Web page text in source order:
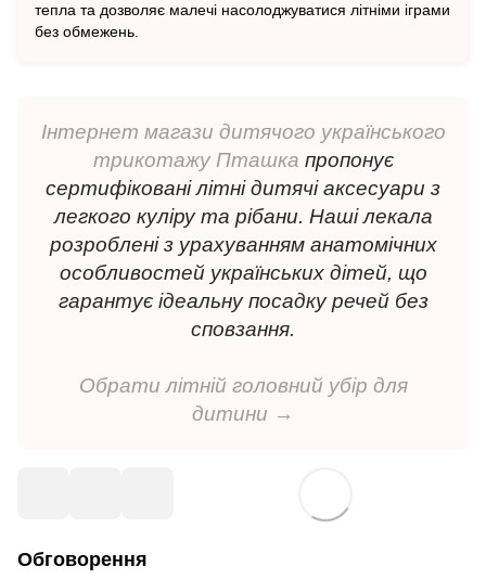
тепла та дозволяє малечі насолоджуватися літніми іграми
без обмежень.
Інтернет магази дитячого українського
трикотажу Пташка пропонує
сертифіковані літні дитячі аксесуари з
легкого куліру та рібани. Наші лекала
розроблені з урахуванням анатомічних
особливостей українських дітей, що
гарантує ідеальну посадку речей без
сповзання.
Обрати літній головний убір для
дитини →
Обговорення